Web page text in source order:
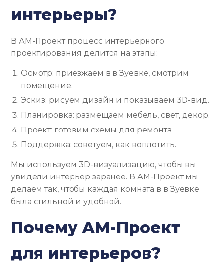
интерьеры?
В АМ-Проект процесс интерьерного
проектирования делится на этапы:
Осмотр: приезжаем в в Зуевке, смотрим
помещение.
Эскиз: рисуем дизайн и показываем 3D-вид.
Планировка: размещаем мебель, свет, декор.
Проект: готовим схемы для ремонта.
Поддержка: советуем, как воплотить.
Мы используем 3D-визуализацию, чтобы вы
увидели интерьер заранее. В АМ-Проект мы
делаем так, чтобы каждая комната в в Зуевке
была стильной и удобной.
Почему АМ-Проект
для интерьеров?